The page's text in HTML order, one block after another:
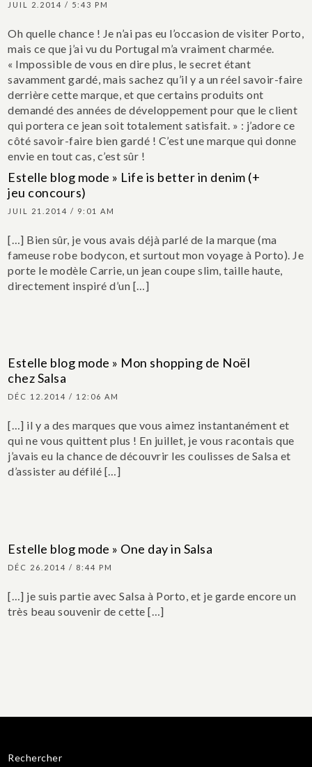
JUIL 2.2014 / 5:43 PM
Oh quelle chance ! Je n’ai pas eu l’occasion de visiter Porto,
mais ce que j’ai vu du Portugal m’a vraiment charmée.
« Impossible de vous en dire plus, le secret étant
savamment gardé, mais sachez qu’il y a un réel savoir-faire
derrière cette marque, et que certains produits ont
demandé des années de développement pour que le client
qui portera ce jean soit totalement satisfait. » : j’adore ce
côté savoir-faire bien gardé ! C’est une marque qui donne
envie en tout cas, c’est sûr !
Estelle blog mode » Life is better in denim (+
jeu concours)
JUIL 21.2014 / 9:01 AM
[…] Bien sûr, je vous avais déjà parlé de la marque (ma
fameuse robe bodycon, et surtout mon voyage à Porto). Je
porte le modèle Carrie, un jean coupe slim, taille haute,
directement inspiré d’un […]
Estelle blog mode » Mon shopping de Noël
chez Salsa
DÉC 12.2014 / 12:06 AM
[…] il y a des marques que vous aimez instantanément et
qui ne vous quittent plus ! En juillet, je vous racontais que
j’avais eu la chance de découvrir les coulisses de Salsa et
d’assister au défilé […]
Estelle blog mode » One day in Salsa
DÉC 26.2014 / 8:44 PM
[…] je suis partie avec Salsa à Porto, et je garde encore un
très beau souvenir de cette […]
Rechercher